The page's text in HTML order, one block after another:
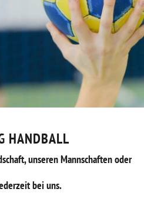
HANDBALL
unseren Mannschaften oder
bei uns.